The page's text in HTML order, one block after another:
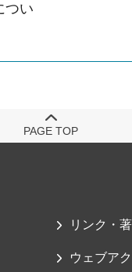
つい
PAGE TOP
リンク・
ウェブア